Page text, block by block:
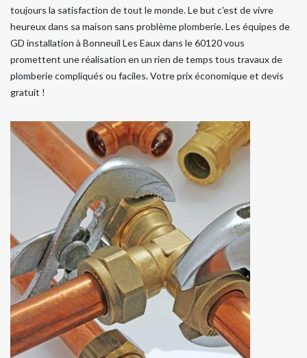
toujours la satisfaction de tout le monde. Le but c'est de vivre
heureux dans sa maison sans problème plomberie. Les équipes de
GD installation à Bonneuil Les Eaux dans le 60120 vous
promettent une réalisation en un rien de temps tous travaux de
plomberie compliqués ou faciles. Votre prix économique et devis
gratuit !